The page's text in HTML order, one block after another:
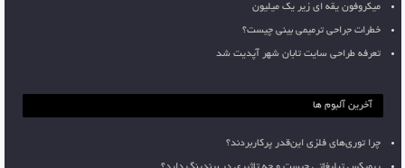
میکروفون یقه ای زیر یک میلیون
خطرات جراحی ترمیمی بینی چیست؟
تعرفه طراحی سایت تابان شهر آپدیت شد
آخرین آلبوم ها
چرا توری‌های فلزی این‌قدر پرکاربردند؟